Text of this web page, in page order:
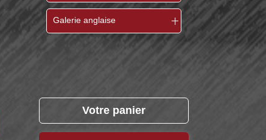
Galerie anglaise
Votre panier